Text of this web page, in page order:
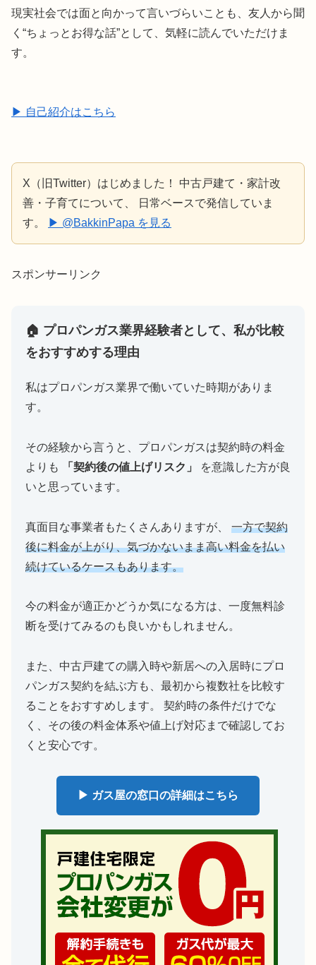
現実社会では面と向かって言いづらいことも、友人から聞
く“ちょっとお得な話”として、気軽に読んでいただけま
す。
▶ 自己紹介はこちら
X（旧Twitter）はじめました！ 中古戸建て・家計改
善・子育てについて、 日常ベースで発信していま
す。
▶ @BakkinPapa を見る
スポンサーリンク
🏠 プロパンガス業界経験者として、私が比較
をおすすめする理由
私はプロパンガス業界で働いていた時期がありま
す。
その経験から言うと、プロパンガスは契約時の料金
よりも
「契約後の値上げリスク」
を意識した方が良
いと思っています。
真面目な事業者もたくさんありますが、 一方で契約
後に料金が上がり、気づかないまま高い料金を払い
続けているケースもあります。
今の料金が適正かどうか気になる方は、一度無料診
断を受けてみるのも良いかもしれません。
また、中古戸建ての購入時や新居への入居時にプロ
パンガス契約を結ぶ方も、最初から複数社を比較す
ることをおすすめします。 契約時の条件だけでな
く、その後の料金体系や値上げ対応まで確認してお
くと安心です。
▶ ガス屋の窓口の詳細はこちら